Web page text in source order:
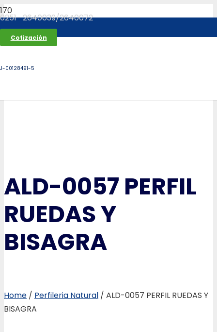
0251- 2640039/2640072
Cotización
J-00128491-5
ALD-0057 PERFIL
RUEDAS Y
BISAGRA
Home / Perfileria Natural / ALD-0057 PERFIL RUEDAS Y
BISAGRA